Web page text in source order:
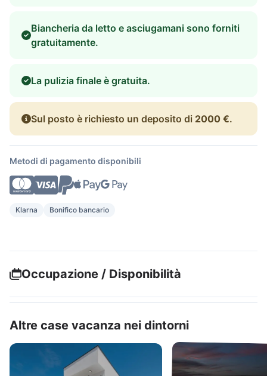
Biancheria da letto e asciugamani sono forniti
gratuitamente.
La pulizia finale è gratuita.
Sul posto è richiesto un deposito di 2000 €.
Metodi di pagamento disponibili
Klarna Bonifico bancario
Occupazione / Disponibilità
Altre case vacanza nei dintorni